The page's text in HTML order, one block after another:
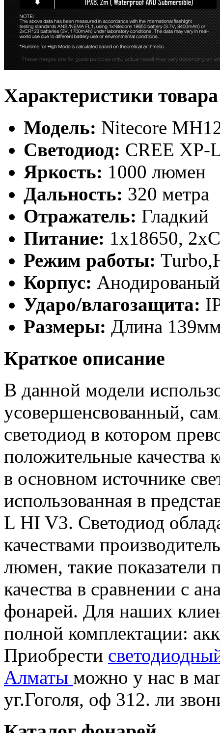
Характеристики товара
Модель: Niteсore
Светодиод: CREE XP-
Яркость: 1000 люмен
Дальность: 320 метра
Отражатель: Гладкий
Питание: 1x18650,
Режим работы:
Корпус:
Ударо/влагозащита:
Размеры: Длина
Краткое описание
В данной модели
усовершенсвованный,
светодиод в котором
положительные качества
в основном источнике
использованная в
L HI V3. Светодиод
качествами
люмен, такие показатели
качества в сравнении с
фонарей. Для наших
полной комплектации:
Приобрести
Алматы можно у нас в
уг.Гоголя, оф 312. ли